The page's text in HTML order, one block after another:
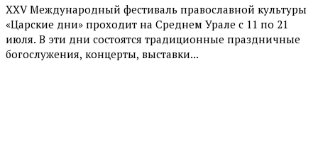
ХХV Международный фестиваль православной культуры
«Царские дни» проходит на Среднем Урале с 11 по 21
июля. В эти дни состоятся традиционные праздничные
богослужения, концерты, выставки...